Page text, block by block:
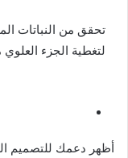
تحقق من النباتات
لتغطية الجزء
أظهر دعمك للتصميم